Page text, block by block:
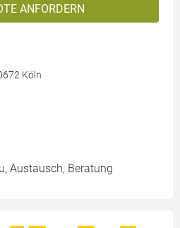
ANFORDERN
Köln
Austausch, Beratung